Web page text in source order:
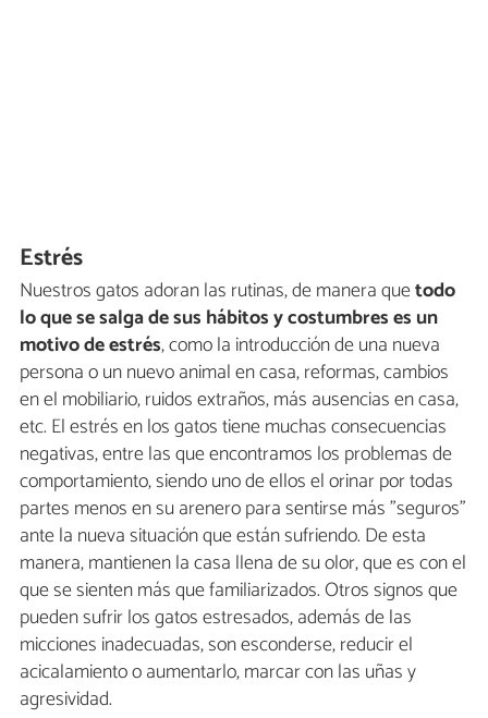
Estrés
Nuestros gatos adoran las rutinas, de manera quetodo
lo que se salga de sus hábitos y costumbres es un
motivo de estrés, como la introducción de una nueva
persona o un nuevo animal en casa, reformas, cambios
en el mobiliario, ruidos extraños, más ausencias en casa,
etc. El estrés en los gatos tiene muchas consecuencias
negativas, entre las que encontramos los problemas de
comportamiento, siendo uno de ellos el orinar por todas
partes menos en su arenero para sentirse más "seguros"
ante la nueva situación que están sufriendo. De esta
manera, mantienen la casa llena de su olor, que es con el
que se sienten más que familiarizados. Otros signos que
pueden sufrir los gatos estresados, además de las
micciones inadecuadas, son esconderse, reducir el
acicalamiento o aumentarlo, marcar con las uñas y
agresividad.